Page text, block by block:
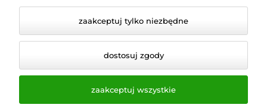
© 2026 a-bis.pl. Wszelkie prawa zastrzeżone.
zaakceptuj tylko niezbędne
dostosuj zgody
zaakceptuj wszystkie